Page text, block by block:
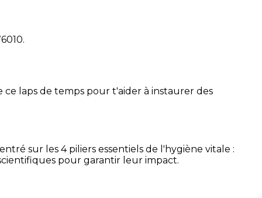
.
laps de temps pour t'aider à instaurer des
sur les 4 piliers essentiels de l'hygiène vitale :
pour garantir leur impact.